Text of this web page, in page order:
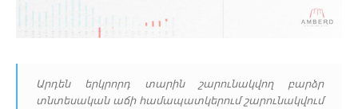
Արդեն երկրորդ տարին շարունակվող բարձր
տնտեսական աճի համապատկերում շարունակվում